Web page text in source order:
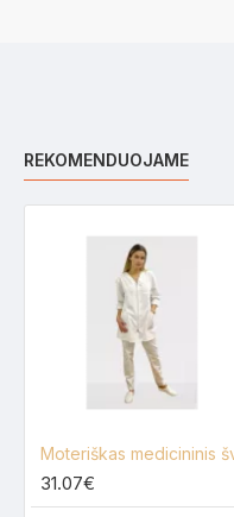
REKOMENDUOJAME
31.07€